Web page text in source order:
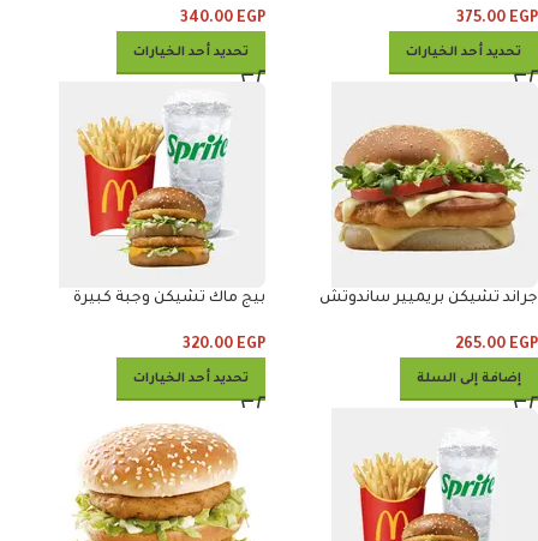
375.00 EGP
تحديد أحد الخيارات
340.00 EGP
تحديد أحد الخيارات
جراند تشيكن بريميير ساندوتش
265.00 EGP
إضافة إلى السلة
بيج ماك تشيكن وجبة كبيرة
320.00 EGP
تحديد أحد الخيارات